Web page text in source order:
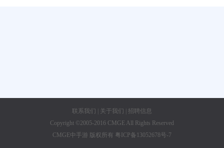
联系我们 | 关于我们 | 招聘信息
Copyright ©2005-2016 CMGE All Rights Reserved
CMGE中手游 版权所有 粤ICP备13052678号-7